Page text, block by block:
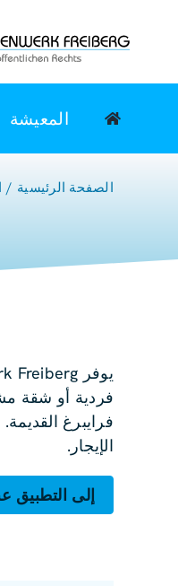
المعيشة
الصفحة الرئيسية
فردية أو شقة
فرايبرغ
الإيجار.
إلى التطبيق